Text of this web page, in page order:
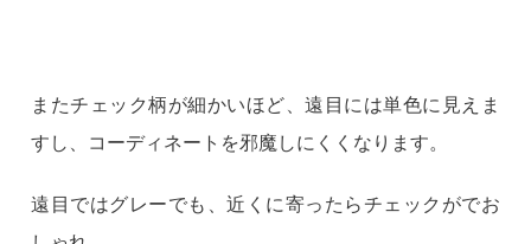
またチェック柄が細かいほど、遠目には単色に見えま
すし、コーディネートを邪魔しにくくなります。
遠目ではグレーでも、近くに寄ったらチェックがでお